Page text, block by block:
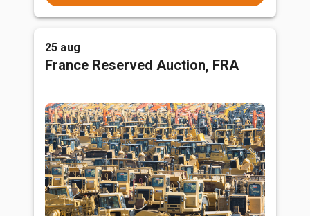
25 aug
France Reserved Auction, FRA